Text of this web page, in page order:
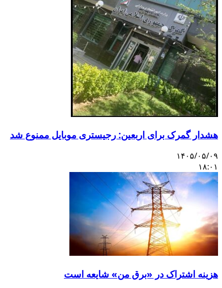
هشدار گمرک برای اربعین: رجیستری موبایل ممنوع شد
۱۴۰۵/۰۵/۰۹
۱۸:۰۱
هزینه اشتراک در «برق من» شایعه است